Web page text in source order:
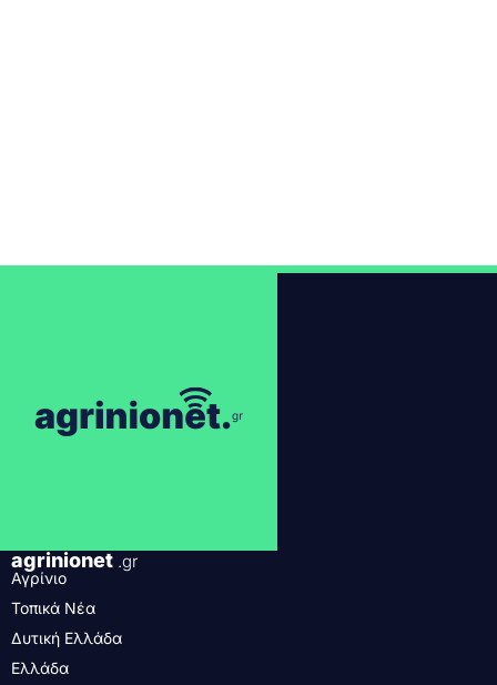
agrinionet .gr
Αγρίνιο
Τοπικά Νέα
Δυτική Ελλάδα
Ελλάδα